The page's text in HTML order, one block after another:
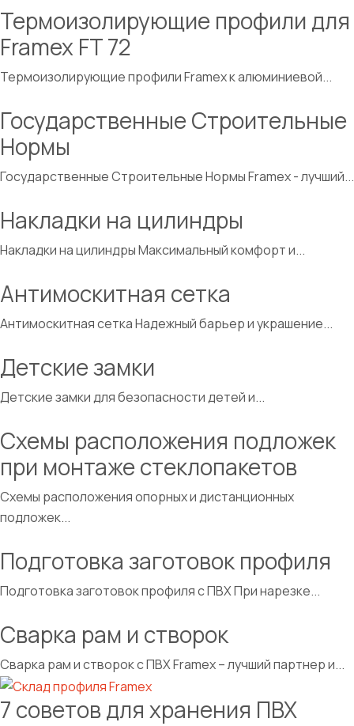
Термоизолирующие профили для
Framex FT 72
Термоизолирующие профили Framex к алюминиевой...
Государственные Строительные
Нормы
Государственные Строительные Нормы Framex - лучший...
Накладки на цилиндры
Накладки на цилиндры Максимальный комфорт и...
Антимоскитная сетка
Антимоскитная сетка Надежный барьер и украшение...
Детские замки
Детские замки для безопасности детей и...
Схемы расположения подложек
при монтаже стеклопакетов
Схемы расположения опорных и дистанционных
подложек...
Подготовка заготовок профиля
Подготовка заготовок профиля с ПВХ При нарезке...
Сварка рам и створок
Сварка рам и створок с ПВХ Framex – лучший партнер и...
7 советов для хранения ПВХ